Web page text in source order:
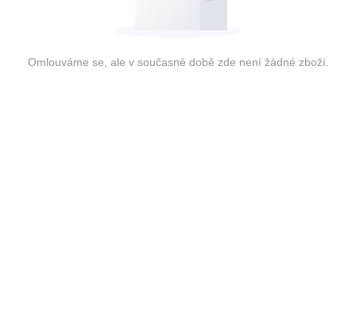
Omlouváme se, ale v současné době zde není žádné zboží.